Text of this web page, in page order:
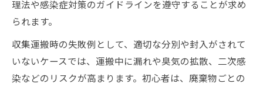
理法や感染症対策のガイドラインを遵守することが求め
られます。
収集運搬時の失敗例として、適切な分別や封入がされて
いないケースでは、運搬中に漏れや臭気の拡散、二次感
染などのリスクが高まります。初心者は、廃棄物ごとの